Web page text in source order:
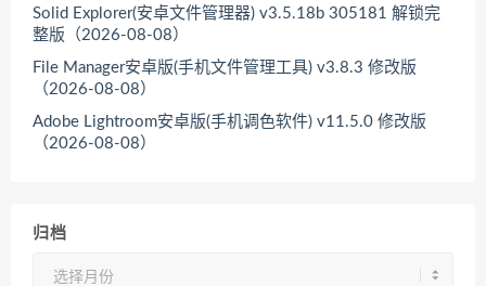
Solid Explorer(安卓文件管理器) v3.5.18b 305181 解锁完
整版（2026-08-08）
File Manager安卓版(手机文件管理工具) v3.8.3 修改版
（2026-08-08）
Adobe Lightroom安卓版(手机调色软件) v11.5.0 修改版
（2026-08-08）
归档